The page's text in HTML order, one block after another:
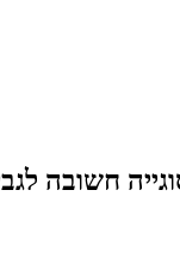
חשובה